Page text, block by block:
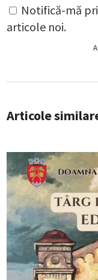
Notifică-mă
articole noi.
Articole